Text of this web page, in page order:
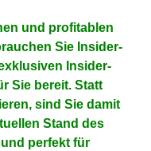
und profitablen
Sie Insider-
Insider-
Sie bereit. Statt
sind Sie damit
Stand des
perfekt für